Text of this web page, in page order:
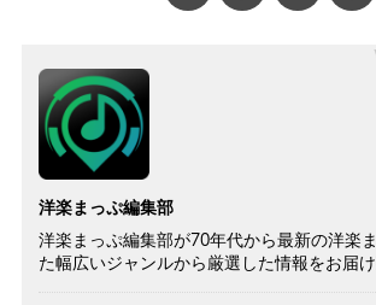
洋楽まっぷ編集部
洋楽まっぷ編集部が70年代から最新の洋楽
た幅広いジャンルから厳選した情報をお届け